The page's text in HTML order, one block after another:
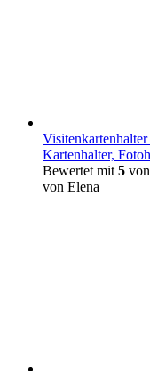
Kartenhalter,
Bewertet mit 5
von Elena